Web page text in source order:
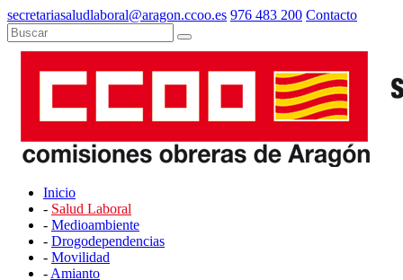
secretariasaludlaboral@aragon.ccoo.es 976 483 200 Contacto
Inicio
- Salud Laboral
- Medioambiente
- Drogodependencias
- Movilidad
- Amianto